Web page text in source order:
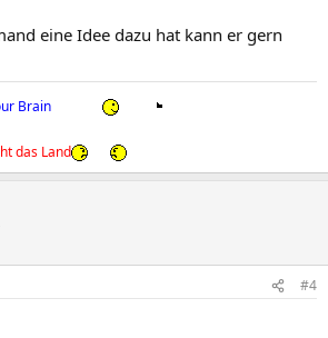
eine Idee dazu hat kann er gern
Brain
das Land
#4